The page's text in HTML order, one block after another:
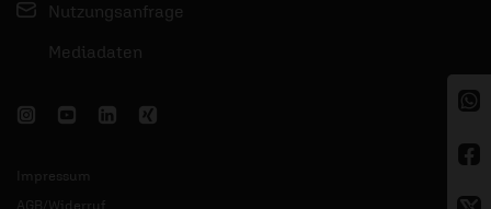
Nutzungsanfrage
Mediadaten
Impressum
AGB/Widerruf